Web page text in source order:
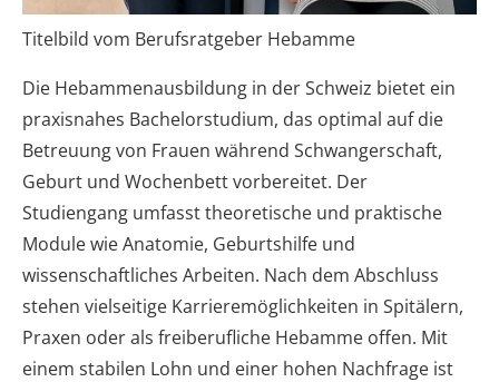
Titelbild vom Berufsratgeber Hebamme
Die Hebammenausbildung in der Schweiz bietet ein
praxisnahes Bachelorstudium, das optimal auf die
Betreuung von Frauen während Schwangerschaft,
Geburt und Wochenbett vorbereitet. Der
Studiengang umfasst theoretische und praktische
Module wie Anatomie, Geburtshilfe und
wissenschaftliches Arbeiten. Nach dem Abschluss
stehen vielseitige Karrieremöglichkeiten in Spitälern,
Praxen oder als freiberufliche Hebamme offen. Mit
einem stabilen Lohn und einer hohen Nachfrage ist